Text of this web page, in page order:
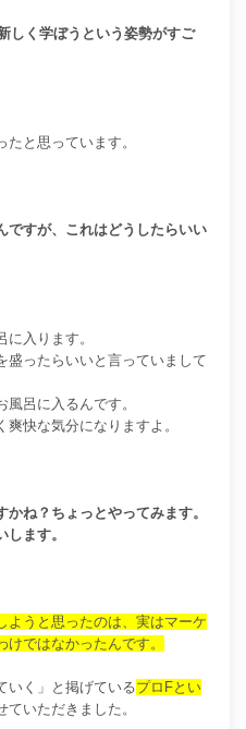
しく学ぼうという姿勢がすご
と思っています。
ですが、これはどうしたらいい
入ります。
盛ったらいいと言っていまして
呂に入るんです。
快な気分になりますよ。
ね？ちょっとやってみます。
ます。
ようと思ったのは、実はマーケ
ではなかったんです。
いく」と掲げているプロFとい
ていただきました。